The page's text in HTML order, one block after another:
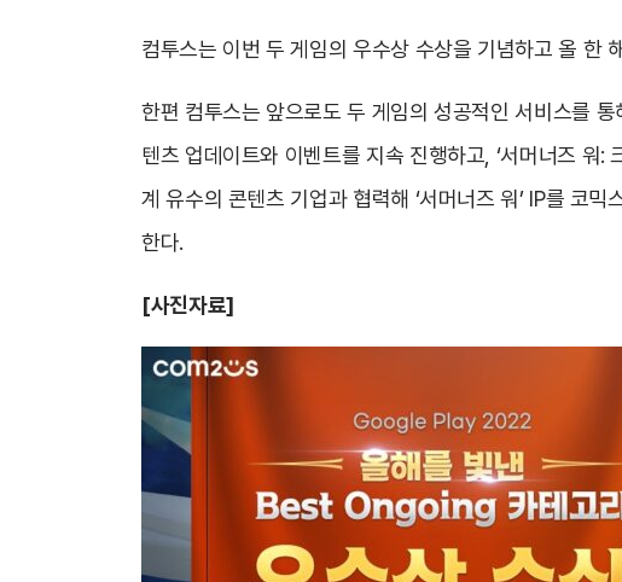
컴투스는 이번 두 게임의 우수상 수상을 기념하고 올 한
한편 컴투스는 앞으로도 두 게임의 성공적인 서비스를
텐츠 업데이트와 이벤트를 지속 진행하고, ‘서머너즈 워:
계 유수의 콘텐츠 기업과 협력해 ‘서머너즈 워’ IP를 코
한다.
[사진자료]